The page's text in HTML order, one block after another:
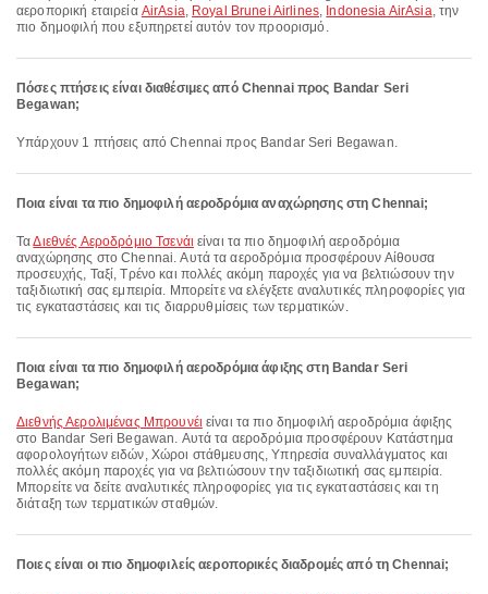
αεροπορική εταιρεία AirAsia, Royal Brunei Airlines, Indonesia AirAsia, την
πιο δημοφιλή που εξυπηρετεί αυτόν τον προορισμό.
Πόσες πτήσεις είναι διαθέσιμες από Chennai προς Bandar Seri
Begawan;
Υπάρχουν 1 πτήσεις από Chennai προς Bandar Seri Begawan.
Ποια είναι τα πιο δημοφιλή αεροδρόμια αναχώρησης στη Chennai;
ΤαΔιεθνές Αεροδρόμιο Τσενάι είναι τα πιο δημοφιλή αεροδρόμια
αναχώρησης στο Chennai. Αυτά τα αεροδρόμια προσφέρουν Αίθουσα
προσευχής, Ταξί, Τρένο και πολλές ακόμη παροχές για να βελτιώσουν την
ταξιδιωτική σας εμπειρία. Μπορείτε να ελέγξετε αναλυτικές πληροφορίες για
τις εγκαταστάσεις και τις διαρρυθμίσεις των τερματικών.
Ποια είναι τα πιο δημοφιλή αεροδρόμια άφιξης στη Bandar Seri
Begawan;
Διεθνής Αερολιμένας Μπρουνέι είναι τα πιο δημοφιλή αεροδρόμια άφιξης
στο Bandar Seri Begawan. Αυτά τα αεροδρόμια προσφέρουν Κατάστημα
αφορολογήτων ειδών, Χώροι στάθμευσης, Υπηρεσία συναλλάγματος και
πολλές ακόμη παροχές για να βελτιώσουν την ταξιδιωτική σας εμπειρία.
Μπορείτε να δείτε αναλυτικές πληροφορίες για τις εγκαταστάσεις και τη
διάταξη των τερματικών σταθμών.
Ποιες είναι οι πιο δημοφιλείς αεροπορικές διαδρομές από τη Chennai;